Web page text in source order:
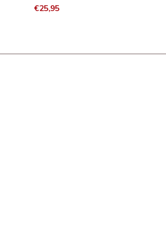
gekonfijt fruit, bloemenhoning en
pourriture noble (edel
€25,95